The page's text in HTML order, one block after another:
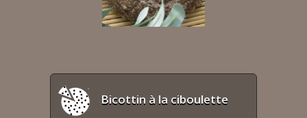
Bicottin à la ciboulette